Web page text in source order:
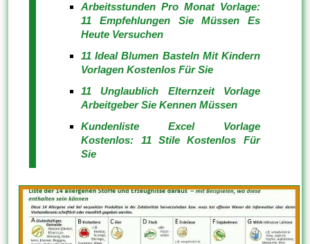
Arbeitsstunden Pro Monat Vorlage:
11 Empfehlungen Sie Müssen Es
Heute Versuchen
11 Ideal Blumen Basteln Mit Kindern
Vorlagen Kostenlos Für Sie
11 Unglaublich Elternzeit Vorlage
Arbeitgeber Sie Kennen Müssen
Kundenliste Excel Vorlage
Kostenlos: 11 Stile Kostenlos Für
Sie